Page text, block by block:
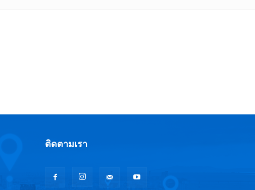
ติดตามเรา